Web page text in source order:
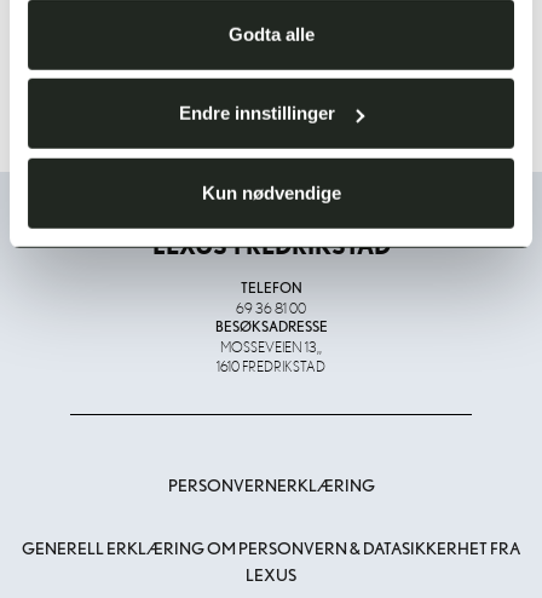
Godta alle
Endre innstillinger
Kun nødvendige
FRA KR 405 000
LES MER
LEXUS FREDRIKSTAD
TELEFON
69 36 81 00
BESØKSADRESSE
MOSSEVEIEN 13,,
1610 FREDRIKSTAD
PERSONVERNERKLÆRING
GENERELL ERKLÆRING OM PERSONVERN & DATASIKKERHET FRA
LEXUS